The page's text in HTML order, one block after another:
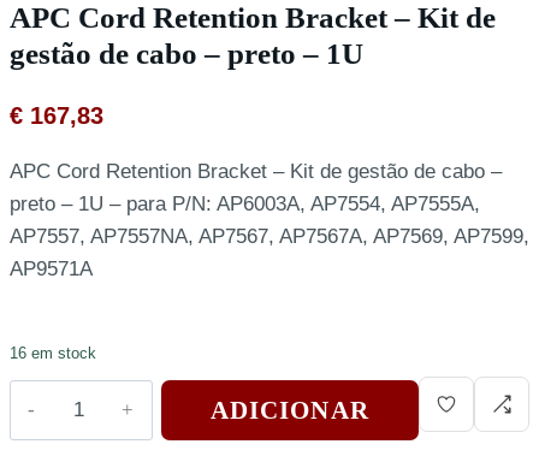
APC Cord Retention Bracket – Kit de
gestão de cabo – preto – 1U
€ 167,83
APC Cord Retention Bracket – Kit de gestão de cabo –
preto – 1U – para P/N: AP6003A, AP7554, AP7555A,
AP7557, AP7557NA, AP7567, AP7567A, AP7569, AP7599,
AP9571A
16 em stock
ADICIONAR